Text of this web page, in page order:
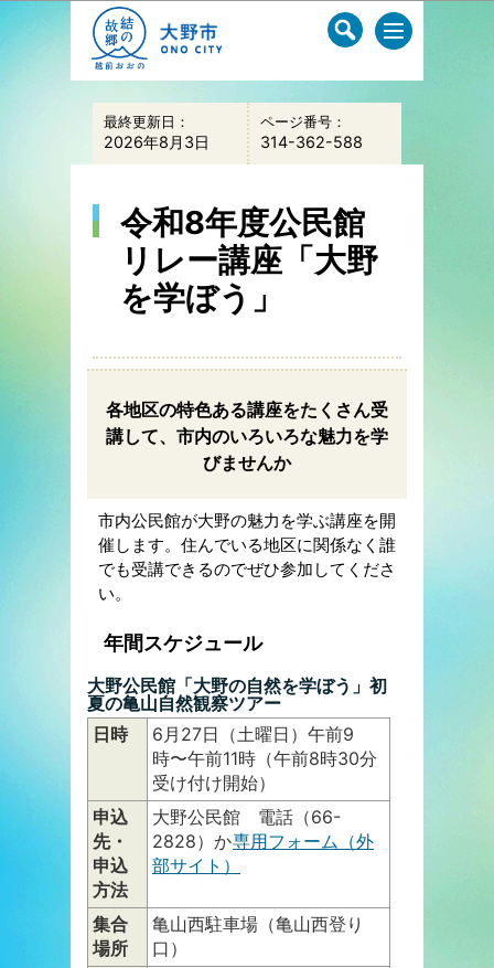
このページの本文へ移動
最終更新日：
2026年8月3日
ページ番号：
314-362-588
令和8年度公民館
リレー講座「大野
を学ぼう」
各地区の特色ある講座をたくさん受
講して、市内のいろいろな魅力を学
びませんか
市内公民館が大野の魅力を学ぶ講座を開
催します。住んでいる地区に関係なく誰
でも受講できるのでぜひ参加してくださ
い。
年間スケジュール
大野公民館「大野の自然を学ぼう」初
夏の亀山自然観察ツアー
日時
6月27日（土曜日）午前9
時〜午前11時（午前8時30分
受け付け開始）
申込
先・
申込
方法
大野公民館 電話（66-
2828）か専用フォーム（外
部サイト）
集合
場所
亀山西駐車場（亀山西登り
口）